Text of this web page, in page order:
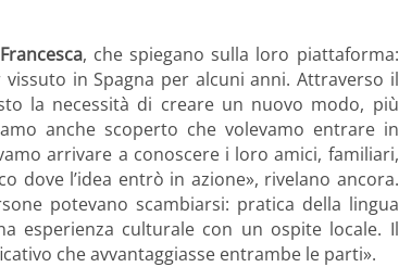
, che spiegano sulla loro piattaforma:
in Spagna per alcuni anni. Attraverso il
la necessità di creare un nuovo modo, più
anche scoperto che volevamo entrare in
arrivare a conoscere i loro amici, familiari,
dove l’idea entrò in azione», rivelano ancora.
potevano scambiarsi: pratica della lingua
esperienza culturale con un ospite locale. Il
che avvantaggiasse entrambe le parti».